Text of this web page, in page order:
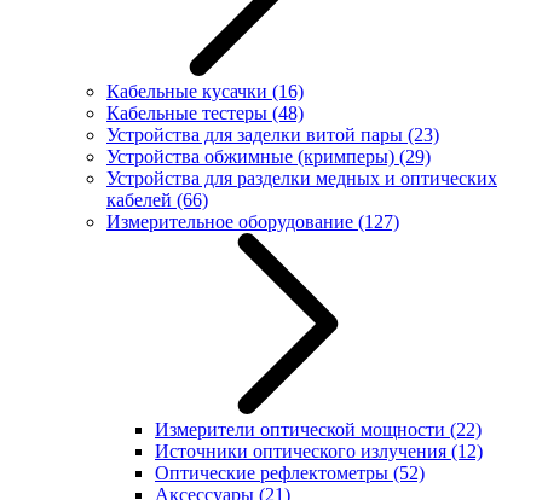
Кабельные кусачки (16)
Кабельные тестеры (48)
Устройства для заделки витой пары (23)
Устройства обжимные (кримперы) (29)
Устройства для разделки медных и оптических
кабелей (66)
Измерительное оборудование (127)
Измерители оптической мощности (22)
Источники оптического излучения (12)
Оптические рефлектометры (52)
Аксессуары (21)